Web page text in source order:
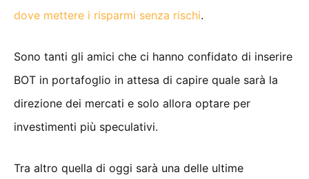
dove mettere i risparmi senza rischi.
Sono tanti gli amici che ci hanno confidato di inserire
BOT in portafoglio in attesa di capire quale sarà la
direzione dei mercati e solo allora optare per
investimenti più speculativi.
Tra altro quella di oggi sarà una delle ultime